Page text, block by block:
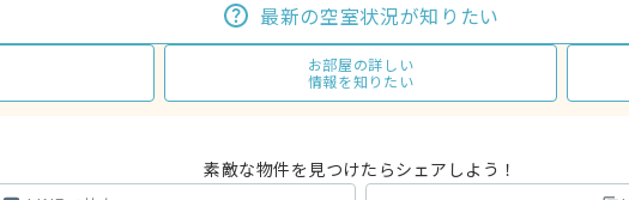
最新の空室状況が知りたい
お部屋の詳しい
情報を知りたい
素敵な物件を見つけたらシェアしよう！